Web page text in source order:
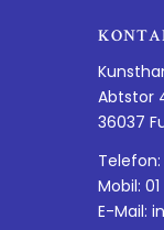
Abtstor
36037
Mobil:
E-Mail: